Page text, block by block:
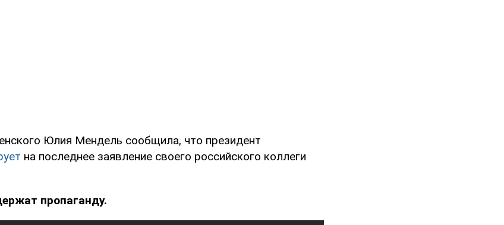
Юлия Мендель сообщила, что президент
на последнее заявление своего российского коллеги
пропаганду.